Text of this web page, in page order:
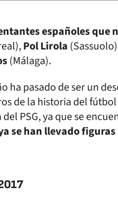
españoles que
Pol Lirola
(Málaga).
ha pasado de ser un
de la historia del
PSG, ya que se
se han llevado figuras